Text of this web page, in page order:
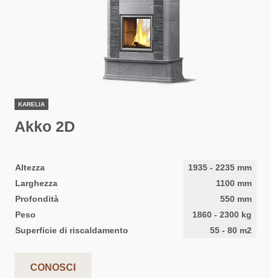
KARELIA
Akko 2D
Altezza 1935 - 2235 mm
Larghezza
1100 mm
Profondità
550 mm
Peso
1860 - 2300 kg
Superficie di riscaldamento
55 - 80 m2
CONOSCI